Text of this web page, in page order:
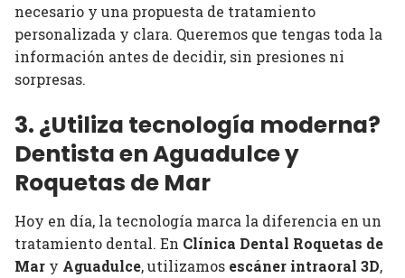
necesario y una propuesta de tratamiento
personalizada y clara. Queremos que tengas toda la
información antes de decidir, sin presiones ni
sorpresas.
3. ¿Utiliza tecnología moderna?
Dentista en Aguadulce y
Roquetas de Mar
Hoy en día, la tecnología marca la diferencia en un
tratamiento dental. En Clínica Dental Roquetas de
Mar y Aguadulce, utilizamos escáner intraoral 3D,